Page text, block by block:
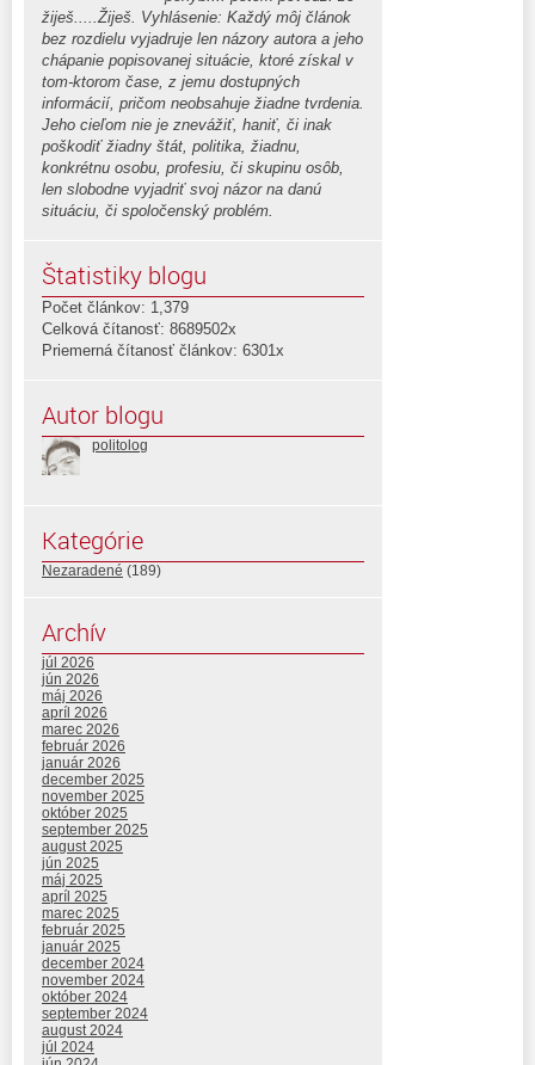
žiješ.....Žiješ. Vyhlásenie: Každý môj článok
bez rozdielu vyjadruje len názory autora a jeho
chápanie popisovanej situácie, ktoré získal v
tom-ktorom čase, z jemu dostupných
informácií, pričom neobsahuje žiadne tvrdenia.
Jeho cieľom nie je znevážiť, haniť, či inak
poškodiť žiadny štát, politika, žiadnu,
konkrétnu osobu, profesiu, či skupinu osôb,
len slobodne vyjadriť svoj názor na danú
situáciu, či spoločenský problém.
Štatistiky blogu
Počet článkov: 1,379
Celková čítanosť: 8689502x
Priemerná čítanosť článkov: 6301x
Autor blogu
politolog
Kategórie
Nezaradené (189)
Archív
júl 2026
jún 2026
máj 2026
apríl 2026
marec 2026
február 2026
január 2026
december 2025
november 2025
október 2025
september 2025
august 2025
jún 2025
máj 2025
apríl 2025
marec 2025
február 2025
január 2025
december 2024
november 2024
október 2024
september 2024
august 2024
júl 2024